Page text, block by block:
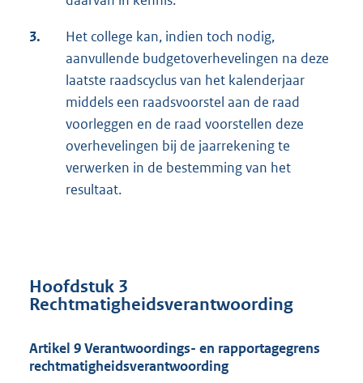
3.
Het college kan, indien toch nodig,
aanvullende budgetoverhevelingen na deze
laatste raadscyclus van het kalenderjaar
middels een raadsvoorstel aan de raad
voorleggen en de raad voorstellen deze
overhevelingen bij de jaarrekening te
verwerken in de bestemming van het
resultaat.
Hoofdstuk 3
Rechtmatigheidsverantwoording
Artikel 9 Verantwoordings- en rapportagegrens
rechtmatigheidsverantwoording